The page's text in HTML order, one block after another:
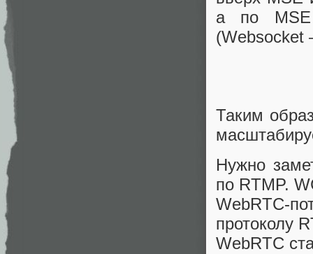
а по MSE
(Websocket
Таким
Нужно
по RTMP.
WebRTC-
протоколу
WebRTC